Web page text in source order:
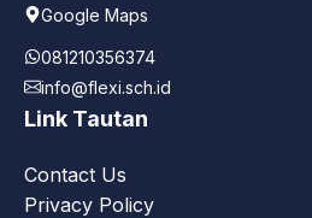
Google Maps
081210356374
info@flexi.sch.id
Link Tautan
Contact Us
Privacy Policy